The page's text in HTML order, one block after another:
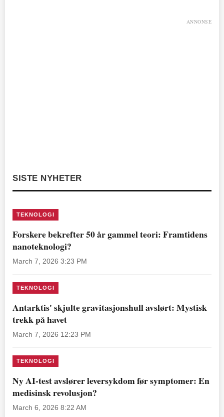
ANNONSE
SISTE NYHETER
TEKNOLOGI
Forskere bekrefter 50 år gammel teori: Framtidens
nanoteknologi?
March 7, 2026 3:23 PM
TEKNOLOGI
Antarktis' skjulte gravitasjonshull avslørt: Mystisk
trekk på havet
March 7, 2026 12:23 PM
TEKNOLOGI
Ny AI-test avslører leversykdom før symptomer: En
medisinsk revolusjon?
March 6, 2026 8:22 AM